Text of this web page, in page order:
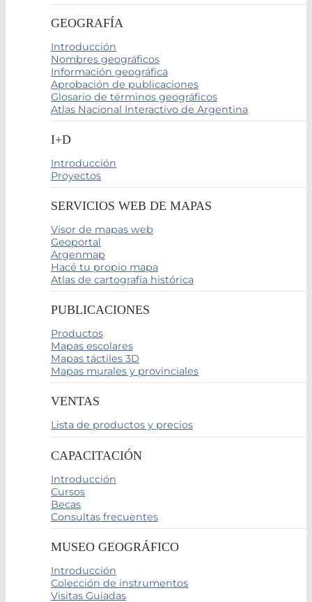
GEOGRAFÍA
Introducción
Nombres geográficos
Información geográfica
Aprobación de publicaciones
Glosario de términos geográficos
Atlas Nacional Interactivo de Argentina
I+D
Introducción
Proyectos
SERVICIOS WEB DE MAPAS
Visor de mapas web
Geoportal
Argenmap
Hacé tu propio mapa
Atlas de cartografía histórica
PUBLICACIONES
Productos
Mapas escolares
Mapas táctiles 3D
Mapas murales y provinciales
VENTAS
Lista de productos y precios
CAPACITACIÓN
Introducción
Cursos
Becas
Consultas frecuentes
MUSEO GEOGRÁFICO
Introducción
Colección de instrumentos
Visitas Guiadas